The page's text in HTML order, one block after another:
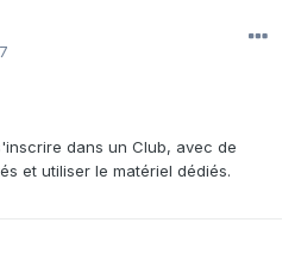
dans un Club, avec de
et utiliser le matériel dédiés.